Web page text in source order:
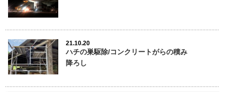
21.10.20
ハチの巣駆除/コンクリートがらの積み
降ろし